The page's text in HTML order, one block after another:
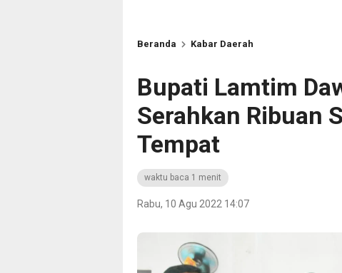
Beranda Kabar Daerah
Bupati Lamtim
Serahkan Ribuan
Tempat
waktu baca 1 menit
Rabu, 10 Agu 2022 14:07